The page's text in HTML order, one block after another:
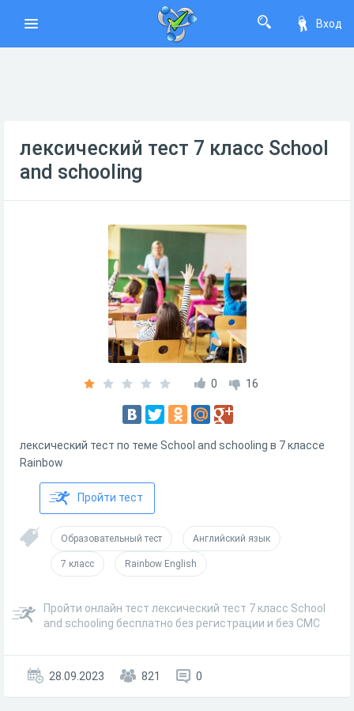
Вход
лексический тест 7 класс School
and schooling
0 16
лексический тест по теме School and schooling в 7 классе
Rainbow
Пройти тест
Образовательный тест Английский язык
7 класс Rainbow English
Пройти онлайн тест лексический тест 7 класс School
and schooling бесплатно без регистрации и без СМС
28.09.2023 821 0